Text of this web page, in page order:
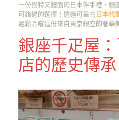
一份獨特又體面的日本伴手禮，銀
可錯過的選擇！透過可靠的日本代
輕鬆品嚐這份來自東京銀座的奢華
銀座千疋屋
店的歷史傳承